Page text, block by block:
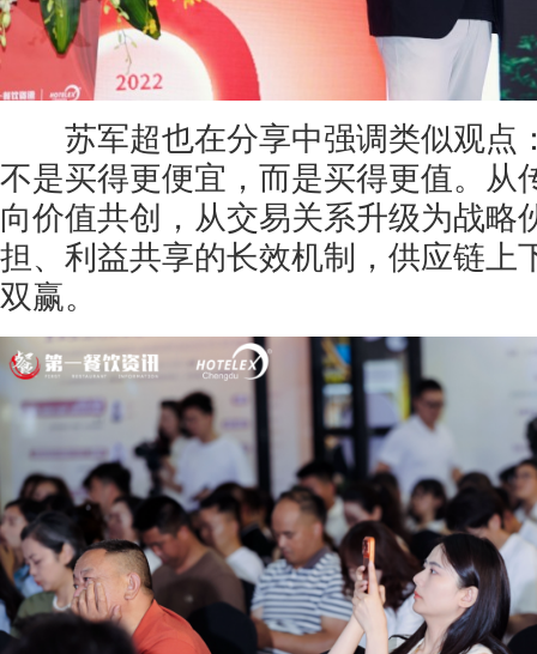
苏军超也在分享中强调类似观点
不是买得更便宜，而是买得更值。从
向价值共创，从交易关系升级为战略
担、利益共享的长效机制，供应链上
双赢。